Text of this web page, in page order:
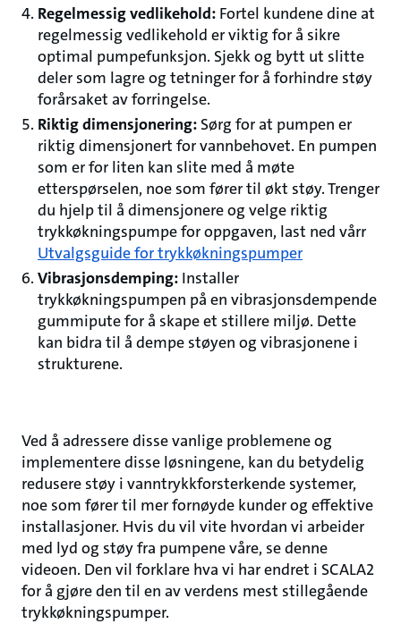
Regelmessig vedlikehold: Fortel kundene dine at
regelmessig vedlikehold er viktig for å sikre
optimal pumpefunksjon. Sjekk og bytt ut slitte
deler som lagre og tetninger for å forhindre støy
forårsaket av forringelse.
Riktig dimensjonering: Sørg for at pumpen er
riktig dimensjonert for vannbehovet. En pumpen
som er for liten kan slite med å møte
etterspørselen, noe som fører til økt støy. Trenger
du hjelp til å dimensjonere og velge riktig
trykkøkningspumpe for oppgaven, last ned vårr
Utvalgsguide for trykkøkningspumper
Vibrasjonsdemping: Installer
trykkøkningspumpen på en vibrasjonsdempende
gummipute for å skape et stillere miljø. Dette
kan bidra til å dempe støyen og vibrasjonene i
strukturene.
Ved å adressere disse vanlige problemene og
implementere disse løsningene, kan du betydelig
redusere støy i vanntrykkforsterkende systemer,
noe som fører til mer fornøyde kunder og effektive
installasjoner. Hvis du vil vite hvordan vi arbeider
med lyd og støy fra pumpene våre, se denne
videoen. Den vil forklare hva vi har endret i SCALA2
for å gjøre den til en av verdens mest stillegående
trykkøkningspumper.